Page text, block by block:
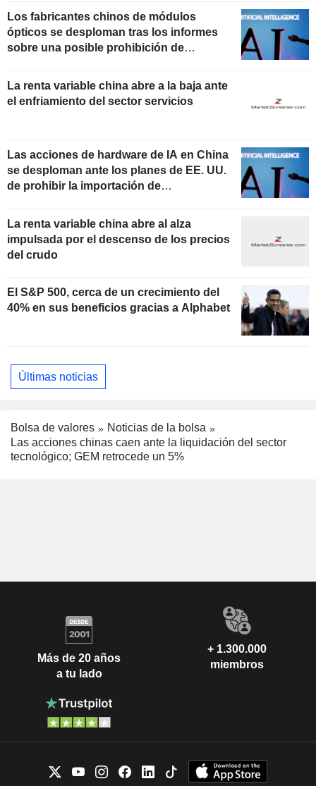
Los fabricantes chinos de módulos
ópticos se desploman tras los informes
sobre una posible prohibición de
La renta variable china abre a la baja ante
el enfriamiento del sector servicios
Las acciones de hardware de IA en China
se desploman ante los planes de EE. UU.
de prohibir la importación de
La renta variable china abre al alza
impulsada por el descenso de los precios
del crudo
El S&P 500, cerca de un crecimiento del
40% en sus beneficios gracias a Alphabet
Últimas noticias
Bolsa de valores
Noticias de la bolsa
Las acciones chinas caen ante la liquidación del sector
tecnológico; GEM retrocede un 5%
Más de 20 años
a tu lado
+ 1.300.000
miembros